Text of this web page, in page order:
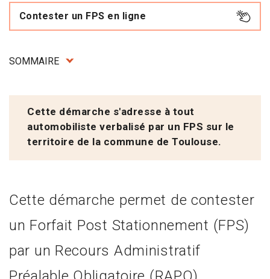
Contester un FPS en ligne
SOMMAIRE
Cette démarche s'adresse à tout
automobiliste verbalisé par un FPS sur le
territoire de la commune de Toulouse.
Cette démarche permet de contester
un Forfait Post Stationnement (FPS)
par un Recours Administratif